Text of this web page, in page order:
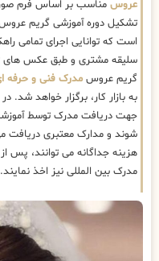
عروس مناسب بر اساس فرم
تشکیل دوره آموزشی گریم عروس
است که توانایی اجرای تمامی
سلیقه مشتری و طبق عکس های
گریم عروس مدرک فنی و حرفه
به بازار کار، برگزار خواهد شد.
جهت دریافت مدرک توسط
شوند و مدارک معتبری دریافت
هزینه جداگانه می توانند، پس
مدرک بین المللی نیز اخذ نمایند.